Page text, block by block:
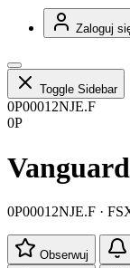
Zaloguj
Toggle Sidebar
0P00012NJE.F
0P
0P00012NJE.F ·
Obserwuj